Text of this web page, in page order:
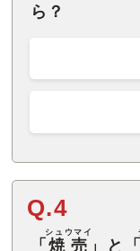
ら？
Q.4
「 焼売
シュウマイ
」と「